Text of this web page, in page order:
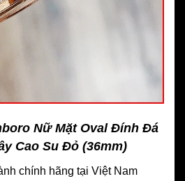
Nữ Mặt Oval Đính Đá
Cao Su Đỏ (36mm)
chính hãng tại Việt Nam